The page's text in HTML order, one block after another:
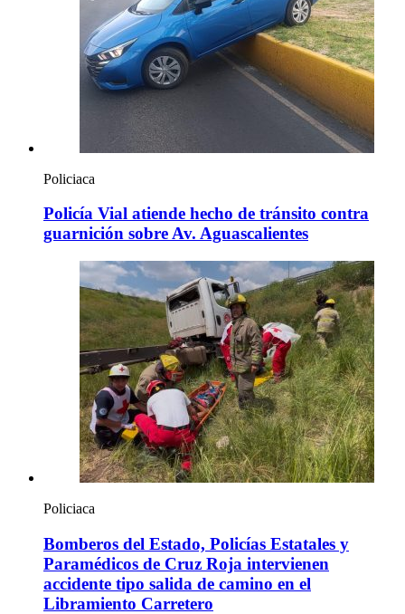
Policiaca
Policía Vial atiende hecho de tránsito contra
guarnición sobre Av. Aguascalientes
Policiaca
Bomberos del Estado, Policías Estatales y
Paramédicos de Cruz Roja intervienen
accidente tipo salida de camino en el
Libramiento Carretero